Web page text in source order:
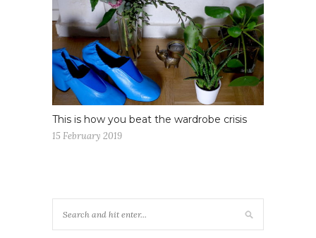
This is how you beat the wardrobe crisis
15 February 2019